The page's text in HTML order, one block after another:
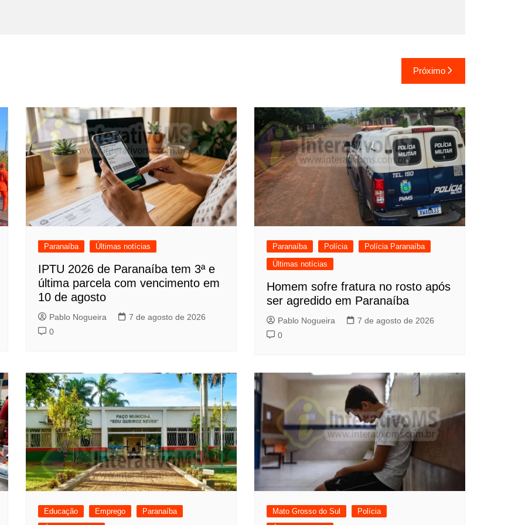
Próximo
Paranaíba Últimas notícias
IPTU 2026 de Paranaíba tem 3ª e
última parcela com vencimento em
10 de agosto
Pablo Nogueira
7 de agosto de 2026
0
Paranaíba Polícia
Polícia Paranaíba
Últimas notícias
Homem sofre fratura no rosto após
ser agredido em Paranaíba
Pablo Nogueira
7 de agosto de 2026
0
Educação Emprego
Paranaíba
Mato Grosso do Sul
Polícia